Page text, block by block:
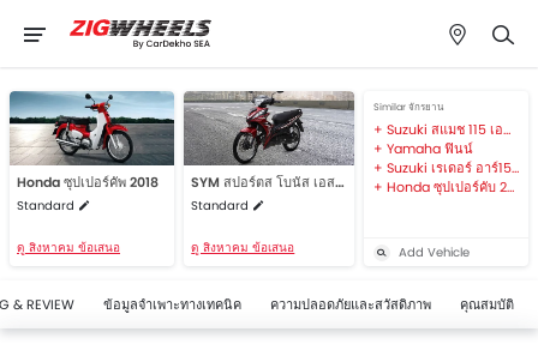
Honda ซุปเปอร์คัพ 2018
Standard
ดู สิงหาคม ข้อเสนอ
SYM สปอร์ตส โบนัส เอสอาร์
Standard
ดู สิงหาคม ข้อเสนอ
Similar จักรยาน
Suzuki สแมช 115 เอฟแอล
Yamaha ฟินน์
Suzuki เรเดอร์ อาร์150 เอฟไอ
Honda ซุปเปอร์คับ 2019
Add Vehicle
& REVIEW ข้อมูลจำเพาะทางเทคนิค ความปลอดภัยและสวัสดิภาพ คุณสมบัติ